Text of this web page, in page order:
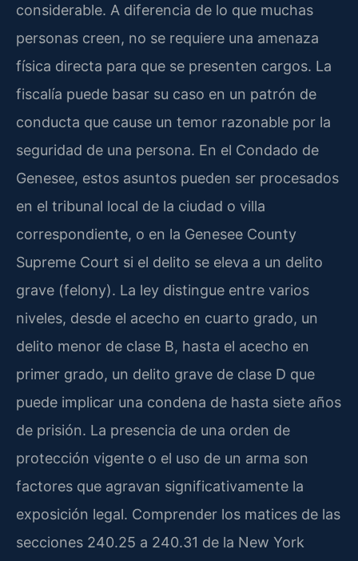
considerable. A diferencia de lo que muchas
personas creen, no se requiere una amenaza
física directa para que se presenten cargos. La
fiscalía puede basar su caso en un patrón de
conducta que cause un temor razonable por la
seguridad de una persona. En el Condado de
Genesee, estos asuntos pueden ser procesados
en el tribunal local de la ciudad o villa
correspondiente, o en la Genesee County
Supreme Court si el delito se eleva a un delito
grave (felony). La ley distingue entre varios
niveles, desde el acecho en cuarto grado, un
delito menor de clase B, hasta el acecho en
primer grado, un delito grave de clase D que
puede implicar una condena de hasta siete años
de prisión. La presencia de una orden de
protección vigente o el uso de un arma son
factores que agravan significativamente la
exposición legal. Comprender los matices de las
secciones 240.25 a 240.31 de la New York